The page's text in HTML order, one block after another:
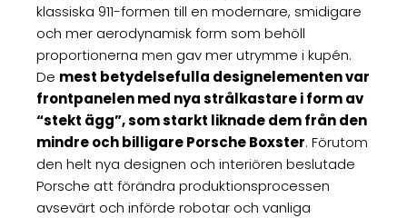
klassiska 911-formen till en modernare, smidigare
och mer aerodynamisk form som behöll
proportionerna men gav mer utrymme i kupén.
De mest betydelsefulla designelementen var
frontpanelen med nya strålkastare i form av
“stekt ägg”, som starkt liknade dem från den
mindre och billigare Porsche Boxster. Förutom
den helt nya designen och interiören beslutade
Porsche att förändra produktionsprocessen
avsevärt och införde robotar och vanliga